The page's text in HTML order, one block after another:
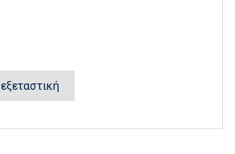
εξεταστική